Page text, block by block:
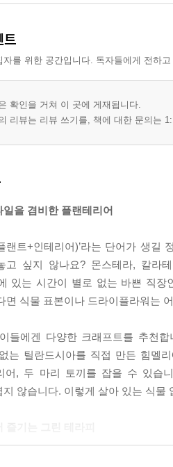
트
자를 위한 공간입니다. 독자들에게 전하
확인을 거쳐 이 곳에 게재됩니다.
리뷰는 리뷰 쓰기를, 책에 대한 문의는
을 겸비한 플랜테리어
랜트+인테리어)’라는 단어가 생
고 싶지 않나요? 몬스테라, 칼라
있는 시간이 별로 없는 바쁜 직
면 식물 표본이나 드라이플라워는
들에겐 다양한 크래프트를 추천
는 틸란드시아를 직접 만든 힘멜
어, 두 마리 토끼를 잡을 수 있습
지 않습니다. 이렇게 살아 있는 식물